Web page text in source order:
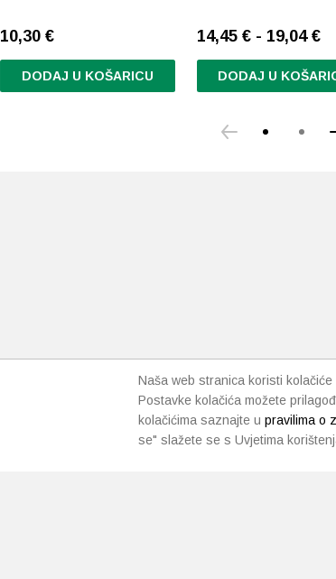
10,30 €
DODAJ U KOŠARICU
14,45 € - 19,04 €
DODAJ U
Naša web stranica koristi
Postavke kolačića možete
kolačićima saznajte u pravilima o
se" slažete se s Uvjetima